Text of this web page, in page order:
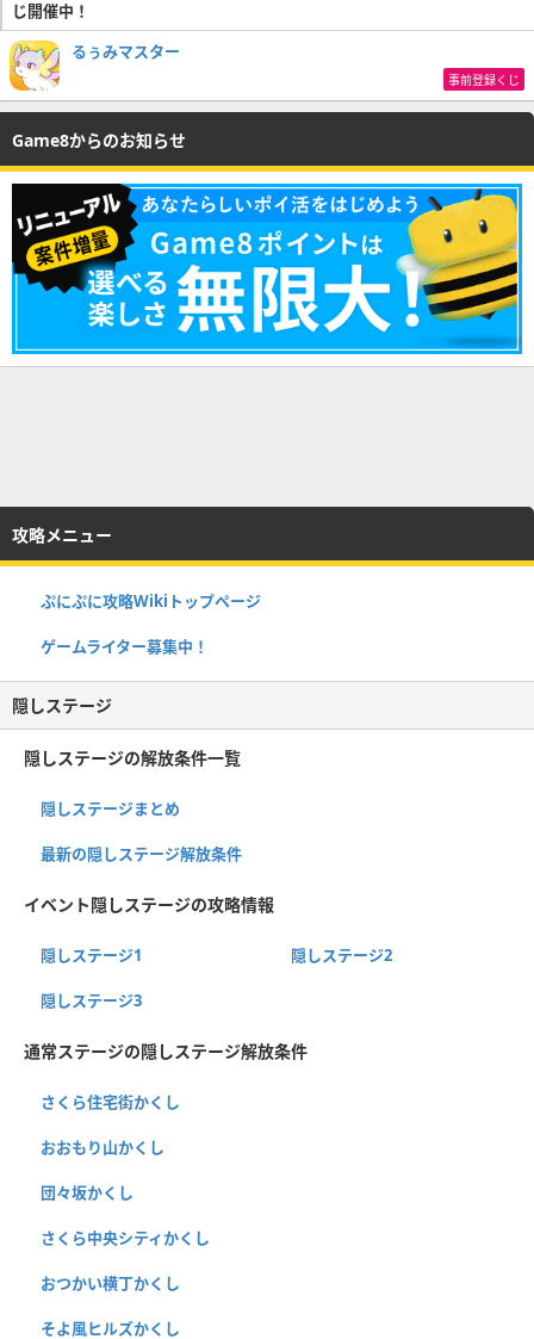
じ開催中！
るぅみマスター
事前登録くじ
Game8からのお知らせ
攻略メニュー
ぷにぷに攻略Wikiトップページ
ゲームライター募集中！
隠しステージ
隠しステージの解放条件一覧
隠しステージまとめ
最新の隠しステージ解放条件
イベント隠しステージの攻略情報
隠しステージ1 隠しステージ2
隠しステージ3
通常ステージの隠しステージ解放条件
さくら住宅街かくし
おおもり山かくし
団々坂かくし
さくら中央シティかくし
おつかい横丁かくし
そよ風ヒルズかくし